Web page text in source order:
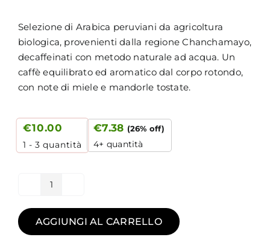
Selezione di Arabica peruviani da agricoltura
biologica, provenienti dalla regione Chanchamayo,
decaffeinati con metodo naturale ad acqua. Un
caffè equilibrato ed aromatico dal corpo rotondo,
con note di miele e mandorle tostate.
€10.00
1 - 3 quantità
€7.38 (26% off)
4+ quantità
Aquae
-
caffè
biologico
AGGIUNGI AL CARRELLO